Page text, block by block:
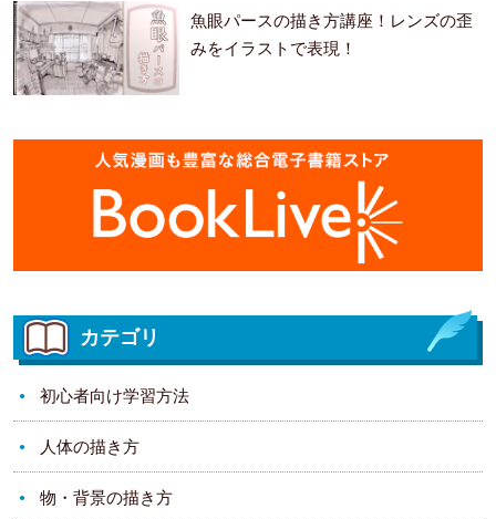
魚眼パースの描き方講座！レンズの歪
みをイラストで表現！
カテゴリ
初心者向け学習方法
人体の描き方
物・背景の描き方